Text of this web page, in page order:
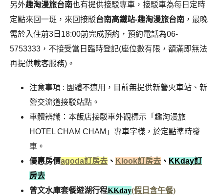
另外趣淘漫旅台南也有提供接駁專車， 接駁車為每日定時
定點來回一班，來回接駁台南高鐵站-趣淘漫旅台南 ，最晚
需於入住前3日18:00前完成預約， 預約電話為06-
5753333， 不接受當日臨時登記(座位數有限，額滿即無法
再提供載客服務)。
注意事項 : 團體不適用， 目前無提供新營火車站、新
營交流道接駁站點。
車體辨識：本飯店接駁車外觀標示「趣淘漫旅
HOTEL CHAM CHAM」專車字樣，於定點準時發
車。
優惠房價agoda訂房去 、 Klook訂房去 、 KKday訂
房去
曾文水庫套餐遊湖行程KKday(假日含午餐)